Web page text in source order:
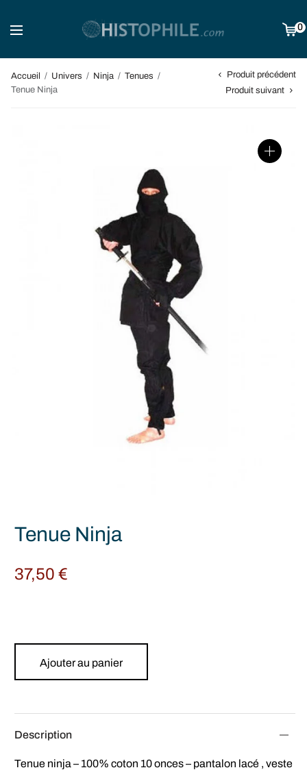
0
Accueil / Univers / Ninja / Tenues /
Tenue Ninja
Produit précédent
Produit suivant
Tenue Ninja
37,50€
Ajouter au panier
Description
Tenue ninja – 100% coton 10 onces – pantalon lacé , veste